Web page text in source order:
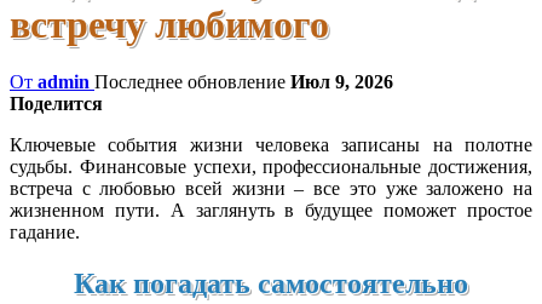
встречу любимого
От admin Последнее обновление Июл 9, 2026
Поделится
Ключевые события жизни человека записаны на полотне
судьбы. Финансовые успехи, профессиональные достижения,
встреча с любовью всей жизни – все это уже заложено на
жизненном пути. А заглянуть в будущее поможет простое
гадание.
Как погадать самостоятельно